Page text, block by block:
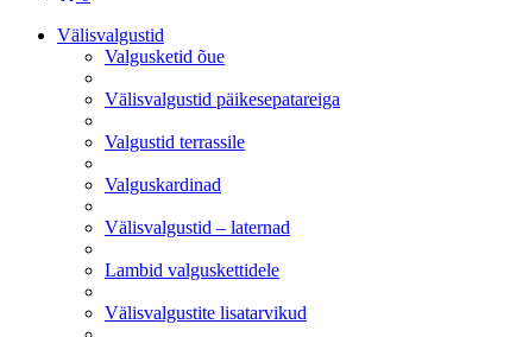
Välisvalgustid
Valgusketid õue
Välisvalgustid päikesepatareiga
Valgustid terrassile
Valguskardinad
Välisvalgustid – laternad
Lambid valguskettidele
Välisvalgustite lisatarvikud